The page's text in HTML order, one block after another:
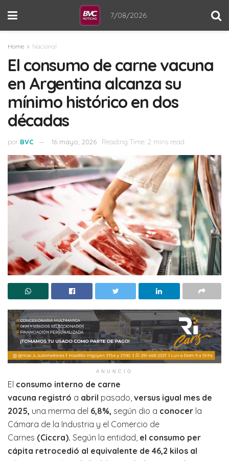
7/08/2026
Home Nacional
El consumo de carne vacuna
en Argentina alcanza su
mínimo histórico en dos
décadas
por BVC 16 mayo, 2026 Reading Time: 2 mins read
ANUNCIO
El consumo interno de carne
vacuna registró a abril pasado, versus igual mes de
2025, una merma del 6,8%, según dio a conocer la
Cámara de la Industria y el Comercio de
Carnes (Ciccra). Según la entidad, el consumo per
cápita retrocedió al equivalente de 46,2 kilos al